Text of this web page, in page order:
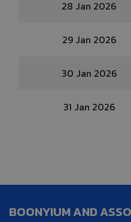
28 Jan 2026
29 Jan 2026
30 Jan 2026
31 Jan 2026
BOONYIUM AND